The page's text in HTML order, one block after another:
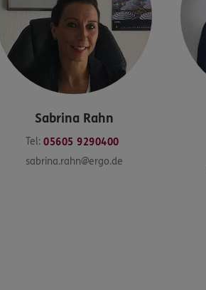
Sabrina Rahn
Tel: 05605 9290400
sabrina.rahn@ergo.de